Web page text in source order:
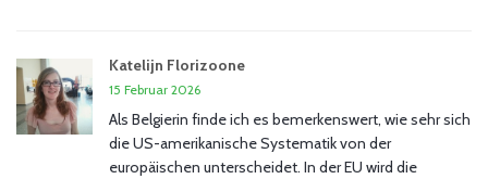
Katelijn Florizoone
15 Februar 2026
Als Belgierin finde ich es bemerkenswert, wie sehr sich
die US-amerikanische Systematik von der
europäischen unterscheidet. In der EU wird die